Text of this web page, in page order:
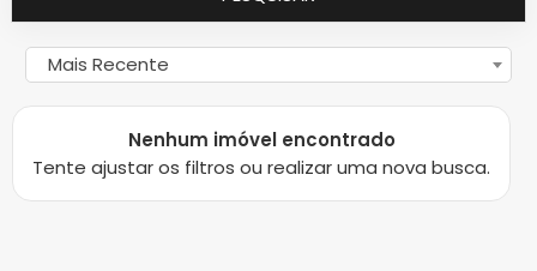
Mais Recente
Nenhum imóvel encontrado
Tente ajustar os filtros ou realizar uma nova busca.